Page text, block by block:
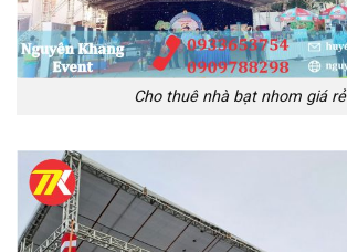
Cho thuê nhà bạt nhom giá rẻ